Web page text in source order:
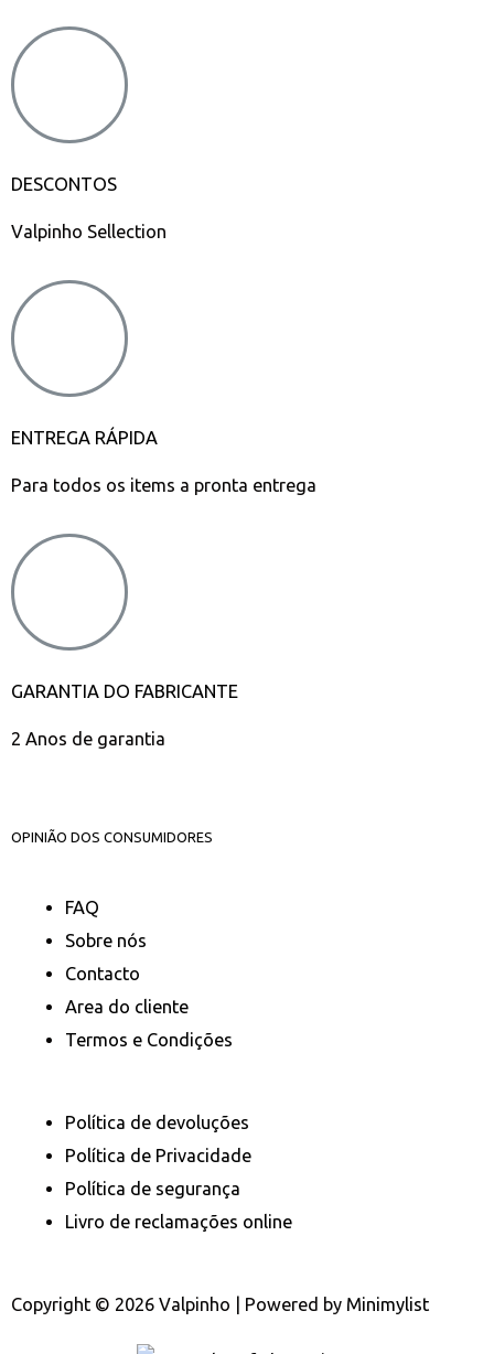
DESCONTOS
Valpinho Sellection
ENTREGA RÁPIDA
Para todos os items a pronta entrega
GARANTIA DO FABRICANTE
2 Anos de garantia
OPINIÃO DOS CONSUMIDORES
FAQ
Sobre nós
Contacto
Area do cliente
Termos e Condições
Política de devoluções
Política de Privacidade
Política de segurança
Livro de reclamações online
Copyright © 2026 Valpinho | Powered by Minimylist